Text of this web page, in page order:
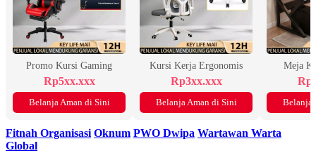
Promo Kursi Gaming
Rp5xx.xxx
Belanja Aman di Sini
Kursi Kerja Ergonomis
Rp3xx.xxx
Belanja Aman di Sini
Meja
Belanja
Fitnah Organisasi Oknum PWO Dwipa Wartawan Warta
Global